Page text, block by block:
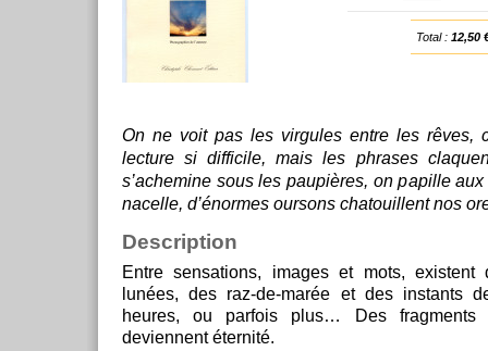
Total : 12,50
On ne voit pas les virgules entre les rêves,
lecture si difficile, mais les phrases
s’achemine sous les paupières, on papille
nacelle, d’énormes oursons chatouillent nos
Description
Entre sensations, images et mots, existent
lunées, des raz-de-marée et des instants
heures, ou parfois plus… Des fragments
deviennent éternité.